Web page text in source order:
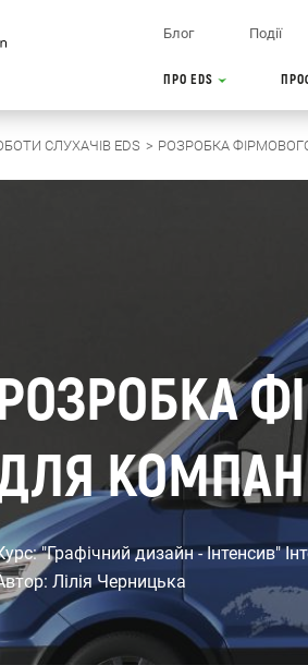
Блог Події
ПРО EDS
СЛУХАЧІВ EDS РОЗРОБКА
"Графічний дизайн - Інтенсив"
Лілія Черницька